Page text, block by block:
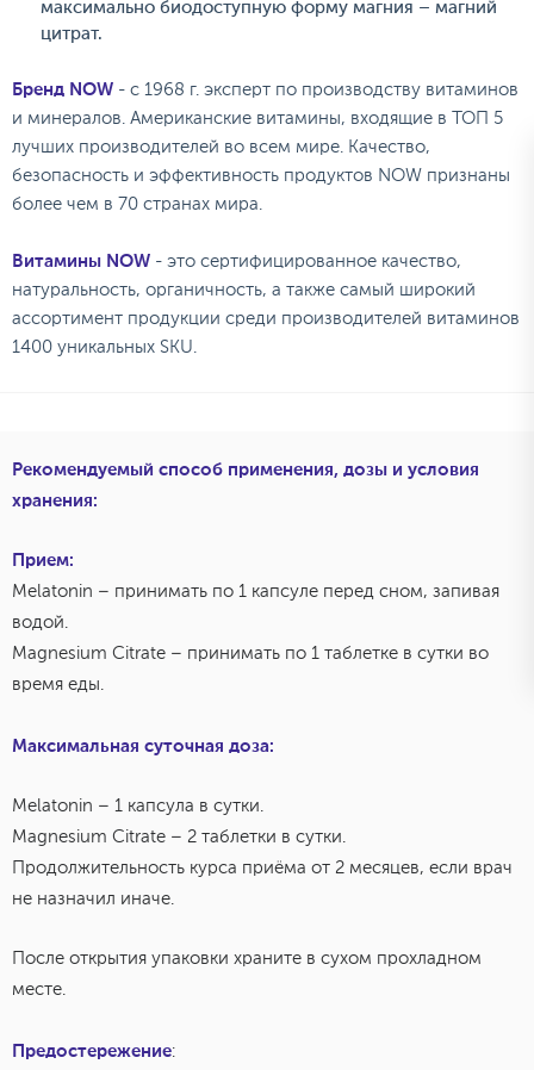
максимально биодоступную форму магния – магний
цитрат.
Бренд NOW - с 1968 г. эксперт по производству витаминов
и минералов. Американские витамины, входящие в ТОП 5
лучших производителей во всем мире. Качество,
безопасность и эффективность продуктов NOW признаны
более чем в 70 странах мира.
Витамины NOW - это сертифицированное качество,
натуральность, органичность, а также самый широкий
ассортимент продукции среди производителей витаминов
1400 уникальных SKU.
Рекомендуемый способ применения, дозы и условия
хранения:
Прием:
Melatonin – принимать по 1 капсуле перед сном, запивая
водой.
Magnesium Citrate – принимать по 1 таблетке в сутки во
время еды.
Максимальная суточная доза:
Melatonin – 1 капсула в сутки.
Magnesium Citrate – 2 таблетки в сутки.
Продолжительность курса приёма от 2 месяцев, если врач
не назначил иначе.
После открытия упаковки храните в сухом прохладном
месте.
Предостережение: